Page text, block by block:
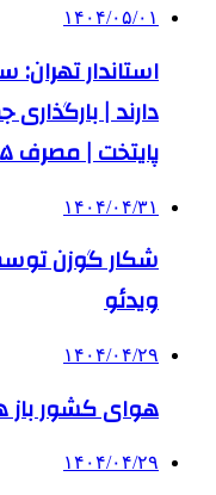
۱۴۰۴/۰۵/۰۱
پایتخت | مصرف ۵ برابری آب شرب و بهداشتی
۱۴۰۴/۰۴/۳۱
شکار گوزن
ویدئو
۱۴۰۴/۰۴/۲۹
هوای کشور
۱۴۰۴/۰۴/۲۹